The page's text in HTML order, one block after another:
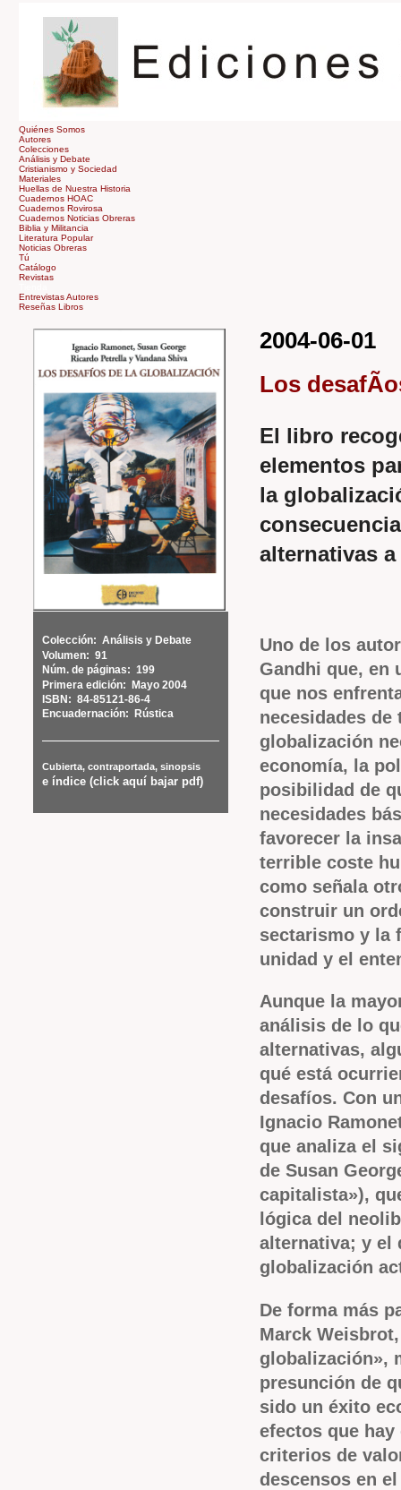
Quiénes Somos
Autores
Colecciones
Análisis y Debate
Cristianismo y Sociedad
Materiales
Huellas de Nuestra Historia
Cuadernos HOAC
Cuadernos Rovirosa
Cuadernos Noticias Obreras
Biblia y Militancia
Literatura Popular
Noticias Obreras
Tú
Catálogo
Revistas
Entrevistas Autores
Reseñas Libros
2004-06-01
Los
El libro
elementos
la
alternativas
Uno de los
Gandhi que, en
que nos
necesidades de
globalización
economía, la
posibilidad de
necesidades
favorecer la
terrible coste
como señala
construir un
sectarismo y la
unidad y el
Aunque la
análisis de lo
alternativas,
qué está
desafíos. Con
Ignacio
que analiza el
de Susan
capitalista»),
lógica del
alternativa; y el
globalización
De forma más
Marck
globalización»,
presunción de
sido un éxito
efectos que
criterios de
descensos en
Colección: Análisis y Debate
Volumen: 91
Núm. de páginas: 199
Primera edición: Mayo 2004
ISBN: 84-85121-86-4
Encuadernación:
Rústica
Cubierta, contraportada, sinopsis
e índice (click aquí bajar pdf)